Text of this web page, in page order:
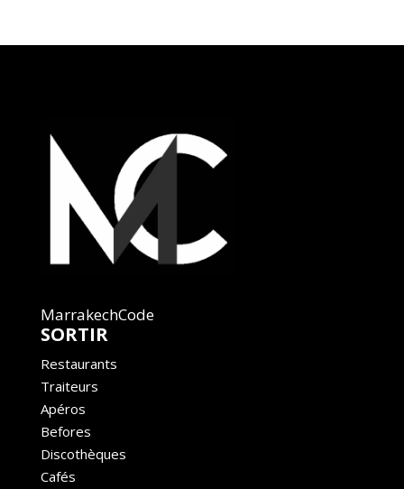
MarrakechCode
SORTIR
Restaurants
Traiteurs
Apéros
Befores
Discothèques
Cafés